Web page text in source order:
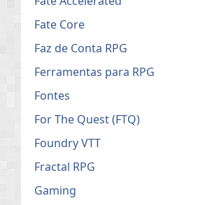
Fate Core
Faz de Conta RPG
Ferramentas para RPG
Fontes
For The Quest (FTQ)
Foundry VTT
Fractal RPG
Gaming